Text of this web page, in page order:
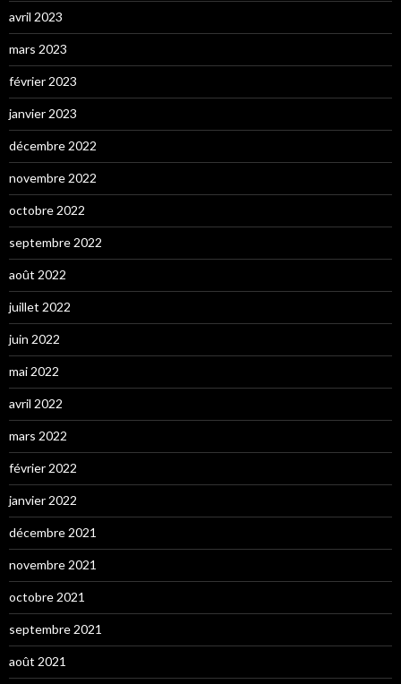
avril 2023
mars 2023
février 2023
janvier 2023
décembre 2022
novembre 2022
octobre 2022
septembre 2022
août 2022
juillet 2022
juin 2022
mai 2022
avril 2022
mars 2022
février 2022
janvier 2022
décembre 2021
novembre 2021
octobre 2021
septembre 2021
août 2021